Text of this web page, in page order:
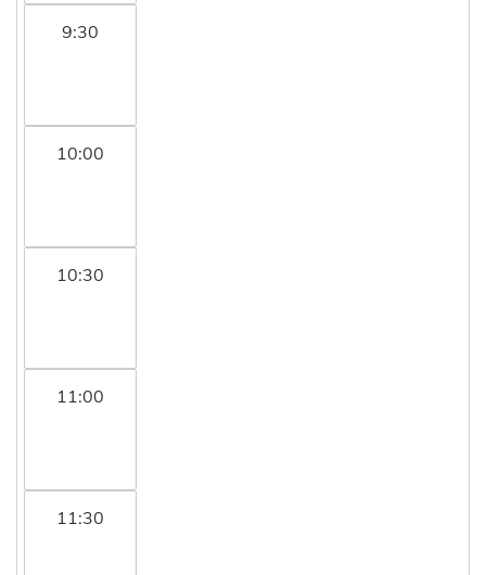
9:30
10:00
10:30
11:00
11:30